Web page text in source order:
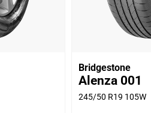
Bridgestone
Alenza 001
245/50 R19 105W